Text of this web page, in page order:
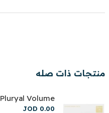
منتجات ذات صله
Pluryal Volume (فيلر)
JOD 0.00